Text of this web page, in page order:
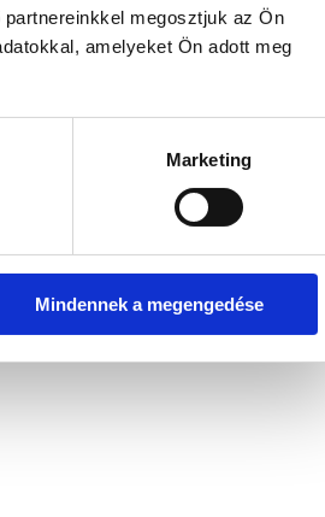
megosztjuk az Ön
amelyeket Ön adott meg
Marketing
Mindennek a megengedése
browser console for more information)